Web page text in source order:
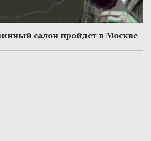
салон пройдет в Москве